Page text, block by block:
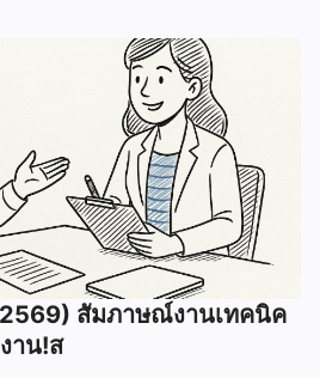
สัมภาษณ์งานเทคนิค
าน!ส